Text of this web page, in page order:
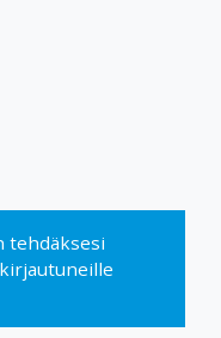
tehdäksesi